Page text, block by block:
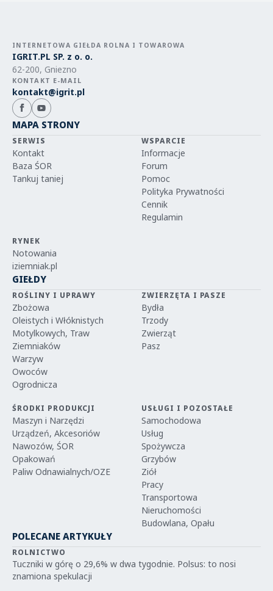
INTERNETOWA GIEŁDA ROLNA I TOWAROWA
IGRIT.PL SP. z o. o.
62-200, Gniezno
KONTAKT E-MAIL
kontakt@igrit.pl
MAPA STRONY
SERWIS
Kontakt
Baza ŚOR
Tankuj taniej
WSPARCIE
Informacje
Forum
Pomoc
Polityka Prywatności
Cennik
Regulamin
RYNEK
Notowania
iziemniak.pl
GIEŁDY
ROŚLINY I UPRAWY
Zbożowa
Oleistych i Włóknistych
Motylkowych, Traw
Ziemniaków
Warzyw
Owoców
Ogrodnicza
ZWIERZĘTA I PASZE
Bydła
Trzody
Zwierząt
Pasz
ŚRODKI PRODUKCJI
Maszyn i Narzędzi
Urządzeń, Akcesoriów
Nawozów, ŚOR
Opakowań
Paliw Odnawialnych/OZE
USŁUGI I POZOSTAŁE
Samochodowa
Usług
Spożywcza
Grzybów
Ziół
Pracy
Transportowa
Nieruchomości
Budowlana, Opału
POLECANE ARTYKUŁY
ROLNICTWO
Tuczniki w górę o 29,6% w dwa tygodnie. Polsus: to nosi
znamiona spekulacji